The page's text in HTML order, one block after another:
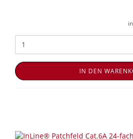
IN DEN